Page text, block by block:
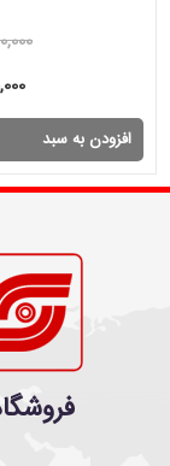
افزودن به سبد